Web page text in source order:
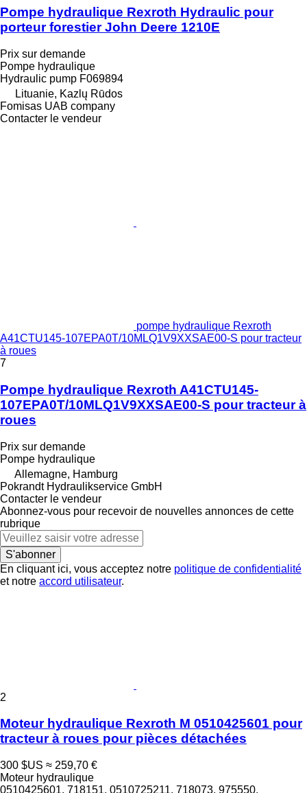
Pompe hydraulique Rexroth Hydraulic pour
porteur forestier John Deere 1210E
Prix sur demande
Pompe hydraulique
Hydraulic pump F069894
Lituanie, Kazlų Rūdos
Fomisas UAB company
Contacter le vendeur
pompe hydraulique Rexroth
A41CTU145-107EPA0T/10MLQ1V9XXSAE00-S pour tracteur
à roues
7
Pompe hydraulique Rexroth A41CTU145-
107EPA0T/10MLQ1V9XXSAE00-S pour tracteur à
roues
Prix sur demande
Pompe hydraulique
Allemagne, Hamburg
Pokrandt Hydraulikservice GmbH
Contacter le vendeur
Abonnez-vous pour recevoir de nouvelles annonces de cette
rubrique
S'abonner
En cliquant ici, vous acceptez notre politique de confidentialité
et notre accord utilisateur.
2
Moteur hydraulique Rexroth M 0510425601 pour
tracteur à roues pour pièces détachées
300 $US ≈ 259,70 €
Moteur hydraulique
0510425601, 718151, 0510725211, 718073, 975550,